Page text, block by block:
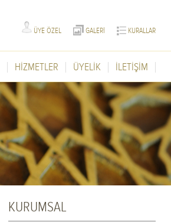
ÜYE ÖZEL GALERİ KURALLAR
HİZMETLER ÜYELİK İLETİŞİM
KURUMSAL